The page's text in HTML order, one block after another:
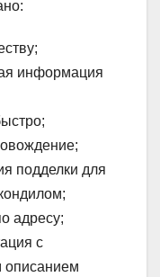
информация
подделки для
адресу;
с